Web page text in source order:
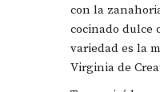
con la
cocinado dulce
variedad es la
Virginia de